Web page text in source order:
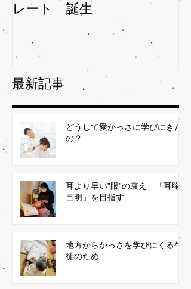
レート」誕生
最新記事
どうして愛かっさに学びにきた
の？
耳より早い”眼”の衰え 「耳聡
目明」を目指す
地方からかっさを学びにくる生
徒のため